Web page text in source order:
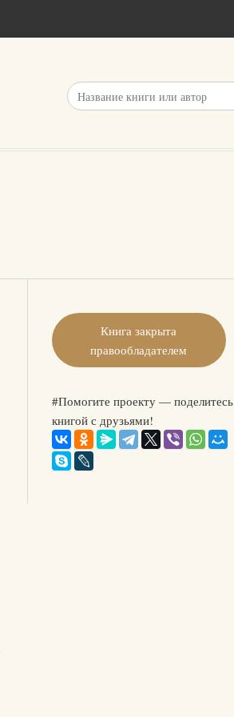
Книга закрыта
правообладателем
#Помогите проекту — поделитесь
книгой с друзьями!